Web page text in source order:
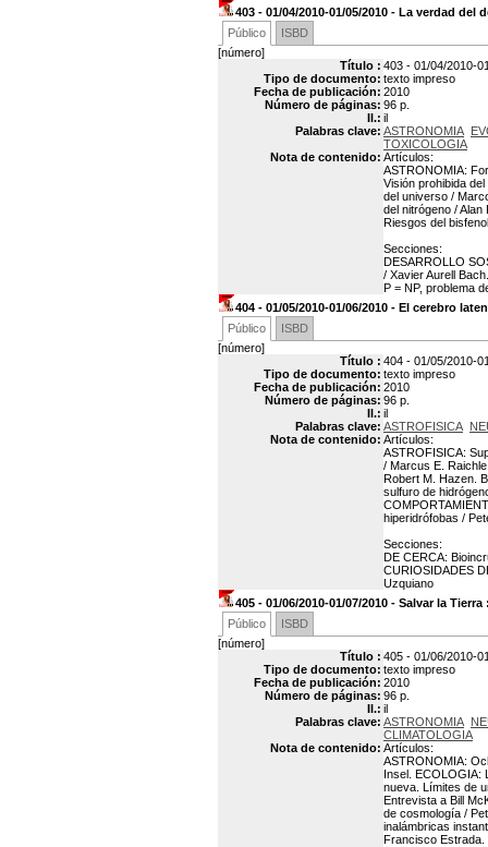
403 - 01/04/2010-01/05/2010 - La verdad
Público
ISBD
[número]
Título : 403 - 01/04/2010-
Tipo de documento: texto impreso
Fecha de publicación: 2010
Número de páginas: 96 p.
Il.: il
Palabras clave: ASTRONOMIA
TOXICOLOGIA
Nota de contenido: Artículos:
ASTRONOMIA:
Visión prohibida
del universo /
del nitrógeno /
Riesgos del
Secciones:
DESARROLLO
/ Xavier Aurell
P = NP, problema
404 - 01/05/2010-01/06/2010 - El cerebro
Público
ISBD
[número]
Título : 404 - 01/05/2010-
Tipo de documento: texto impreso
Fecha de publicación: 2010
Número de páginas: 96 p.
Il.: il
Palabras clave: ASTROFISICA
Nota de contenido: Artículos:
ASTROFISICA:
/ Marcus E.
Robert M. Hazen.
sulfuro de
hiperidrófobas /
Secciones:
DE CERCA:
CURIOSIDADES
Uzquiano
405 - 01/06/2010-01/07/2010 - Salvar la
Público
ISBD
[número]
Título : 405 - 01/06/2010-
Tipo de documento: texto impreso
Fecha de publicación: 2010
Número de páginas: 96 p.
Il.: il
Palabras clave: ASTRONOMIA
CLIMATOLOGIA
Nota de contenido: Artículos:
ASTRONOMIA:
Insel. ECOLOGIA:
nueva. Límites de
Entrevista a Bill
de cosmología /
inalámbricas
Francisco Estrada.